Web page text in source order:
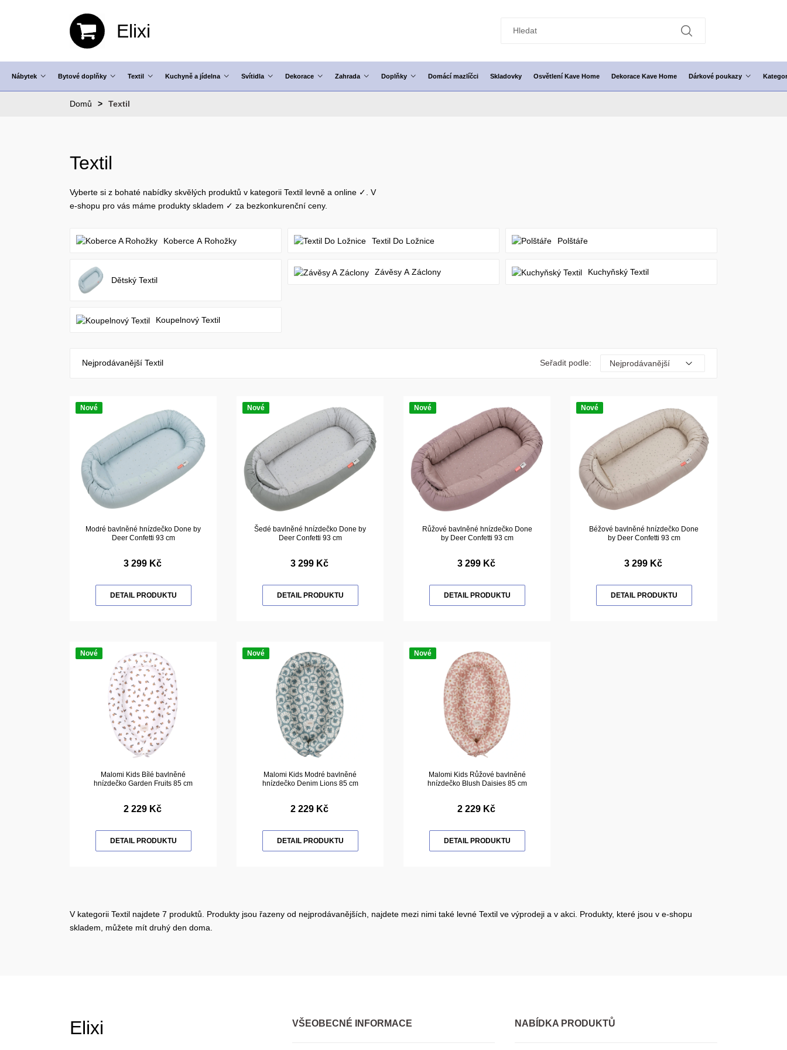
Elixi
Nábytek Bytové doplňky Textil Kuchyně a jídelna Svítidla Dekorace Zahrada Doplňky Domácí mazlíčci Skladovky Osvětlení Kave Home Dekorace Kave Home Dárkové poukazy
Domů Textil
Textil
Vyberte si z bohaté nabídky skvělých produktů v kategorii Textil levně a online ✓. V
e-shopu pro vás máme produkty skladem ✓ za bezkonkurenční ceny.
Koberce A Rohožky Textil Do Ložnice Polštáře
Dětský Textil
Závěsy A Záclony Kuchyňský Textil
Koupelnový Textil
Nejprodávanější Textil Seřadit podle:
Nové
Modré bavlněné hnízdečko Done by
Deer Confetti 93 cm
3 299 Kč
DETAIL PRODUKTU
Nové
Šedé bavlněné hnízdečko Done by
Deer Confetti 93 cm
3 299 Kč
DETAIL PRODUKTU
Nové
Růžové bavlněné hnízdečko Done
by Deer Confetti 93 cm
3 299 Kč
DETAIL PRODUKTU
Nové
Béžové bavlněné hnízdečko Done
by Deer Confetti 93 cm
3 299 Kč
DETAIL PRODUKTU
Nové
Malomi Kids Bílé bavlněné
hnízdečko Garden Fruits 85 cm
2 229 Kč
DETAIL PRODUKTU
Nové
Malomi Kids Modré bavlněné
hnízdečko Denim Lions 85 cm
2 229 Kč
DETAIL PRODUKTU
Nové
Malomi Kids Růžové bavlněné
hnízdečko Blush Daisies 85 cm
2 229 Kč
DETAIL PRODUKTU
V kategorii Textil najdete 7 produktů. Produkty jsou řazeny od nejprodávanějších, najdete mezi nimi také levné Textil ve výprodeji a v akci. Produkty, které jsou v e-shopu
skladem, můžete mít druhý den doma.
Elixi VŠEOBECNÉ INFORMACE NABÍDKA PRODUKTŮ